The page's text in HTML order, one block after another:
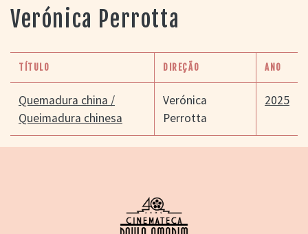
PORTAL DO
CINEMA GAÚCHO
> LISTA DE FILMES
> FILMOGRAFIAS DE
CINEASTAS
> DISCOGRAFIAS
> BIBLIOGRAFIAS
Verónica Perrotta
TÍTULO DIREÇÃO ANO
Quemadura china /
Queimadura chinesa
Verónica
Perrotta
2025